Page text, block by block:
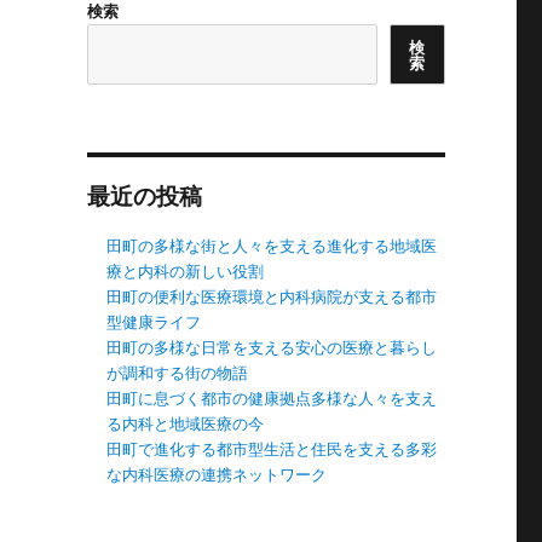
検索
検
索
最近の投稿
田町の多様な街と人々を支える進化する地域医
療と内科の新しい役割
田町の便利な医療環境と内科病院が支える都市
型健康ライフ
田町の多様な日常を支える安心の医療と暮らし
が調和する街の物語
田町に息づく都市の健康拠点多様な人々を支え
る内科と地域医療の今
田町で進化する都市型生活と住民を支える多彩
な内科医療の連携ネットワーク